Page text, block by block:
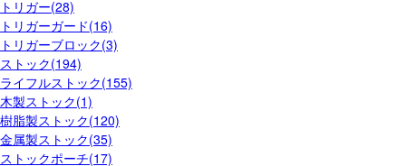
トリガー(28)
トリガーガード(16)
トリガーブロック(3)
ストック(194)
ライフルストック(155)
木製ストック(1)
樹脂製ストック(120)
金属製ストック(35)
ストックポーチ(17)